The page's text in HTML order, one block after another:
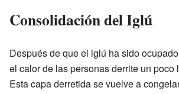
Consolidación del Iglú
Después de que el iglú ha sido
el calor de las personas derrite un poco
Esta capa derretida se vuelve a